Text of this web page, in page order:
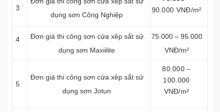
3
dụng sơn Công Nghiệp
90.000 VNĐ/m²
4
Đơn giá thi công sơn cửa xêp sắt sử
dụng sơn Maxiilite
75.000 – 95.000
VNĐ/m²
5
Đơn giá thi công sơn cửa xêp sắt sử
dụng sơn Jotun
80.000 –
100.000
VNĐ/m²